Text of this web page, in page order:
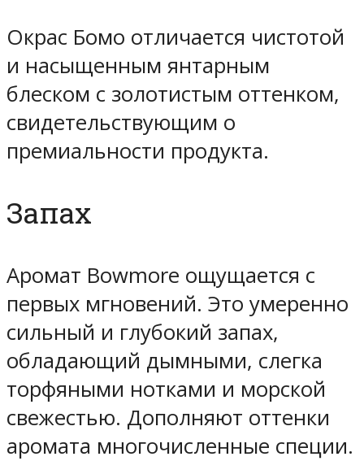
Окрас Бомо отличается чистотой
и насыщенным янтарным
блеском с золотистым оттенком,
свидетельствующим о
премиальности продукта.
Запах
Аромат Bowmore ощущается с
первых мгновений. Это умеренно
сильный и глубокий запах,
обладающий дымными, слегка
торфяными нотками и морской
свежестью. Дополняют оттенки
аромата многочисленные специи.